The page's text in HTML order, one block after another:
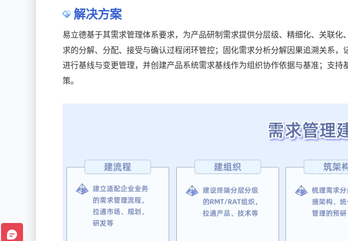
解决方案
易立德基于其需求管理体系要求，为产品研制需求提供分层级、精细化、关联
求的分解、分配、接受与确认过程闭环管控；固化需求分析分解因果追溯关系
进行基线与变更管理，并创建产品系统需求基线作为组织协作依据与基准；支
策。